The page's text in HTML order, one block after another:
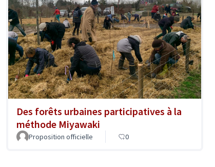
Des forêts urbaines participatives à la
méthode Miyawaki
Proposition officielle 0